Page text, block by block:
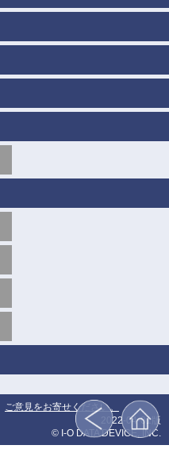
ご意見をお寄せください。
2022-04-01版
© I-O DATA DEVICE, INC.